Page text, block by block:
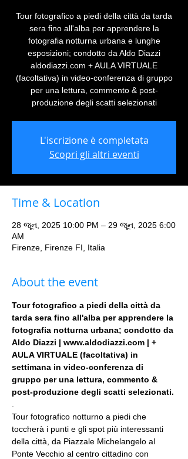
Tour fotografico a piedi della città da tarda
sera fino all'alba per apprendere la
fotografia notturna urbana e lunghe
esposizioni; condotto da Aldo Diazzi
aldodiazzi.com + AULA VIRTUALE
(facoltativa) in video-conferenza di gruppo
per una lettura, commento & post-
produzione degli scatti selezionati
L'iscrizione è completata
Scopri gli altri eventi
Time & Location
28 જૂન, 2025 10:00 PM – 29 જૂન, 2025 6:00
AM
Firenze, Firenze FI, Italia
About the event
Tour fotografico a piedi della città da
tarda sera fino all'alba per apprendere la
fotografia notturna urbana; condotto da
Aldo Diazzi | www.aldodiazzi.com | +
AULA VIRTUALE (facoltativa) in
settimana in video-conferenza di
gruppo per una lettura, commento &
post-produzione degli scatti selezionati.
Tour fotografico notturno a piedi che
toccherà i punti e gli spot più interessanti
della città, da Piazzale Michelangelo al
Ponte Vecchio al centro cittadino con